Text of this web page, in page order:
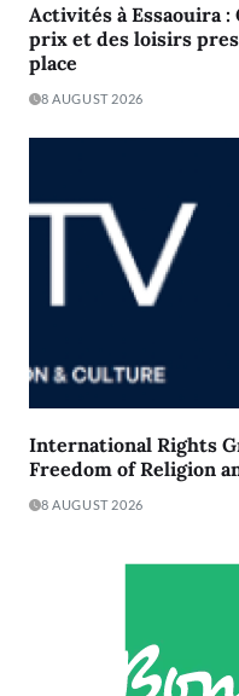
Activités à Essaouira
prix et des loisirs
place
8 AUGUST 2026
International Rights
Freedom of Religion
8 AUGUST 2026